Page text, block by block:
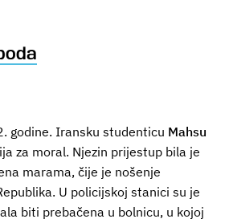
godine. Iransku studenticu Mahsu
za moral. Njezin prijestup bila je
marama, čije je nošenje
U policijskoj stanici su je
biti prebačena u bolnicu, u kojoj